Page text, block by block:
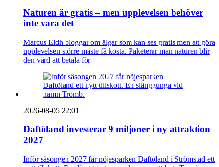
Naturen är gratis – men upplevelsen behöver
inte vara det
Marcus Eldh bloggar om älgar som kan ses gratis men att göra
upplevelsen större måste få kosta. Paketerar man naturen blir
den värd att betala för
2026-08-05 22:01
Daftöland investerar 9 miljoner i ny attraktion
2027
Inför säsongen 2027 får nöjesparken Daftöland i Strömstad ett